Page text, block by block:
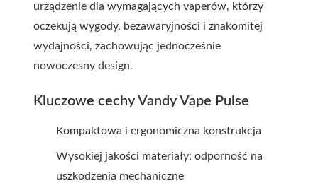
urządzenie dla wymagających vaperów, którzy
oczekują wygody, bezawaryjności i znakomitej
wydajności, zachowując jednocześnie
nowoczesny design.
Kluczowe cechy Vandy Vape Pulse
Kompaktowa i ergonomiczna konstrukcja
Wysokiej jakości materiały: odporność na
uszkodzenia mechaniczne